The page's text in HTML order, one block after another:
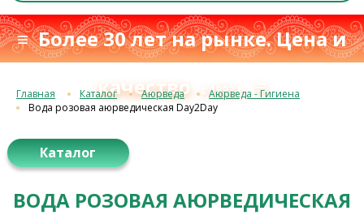
≡ Более 30 лет на рынке. Цена и
качество с 1993 г.≡
Главная Каталог Аюрведа
Аюрведа - Гигиена
Вода розовая аюрведическая Day2Day
Каталог
ВОДА РОЗОВАЯ АЮРВЕДИЧЕСКАЯ